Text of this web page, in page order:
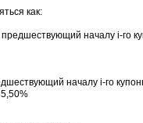
как:
началу i-го
началу i-го